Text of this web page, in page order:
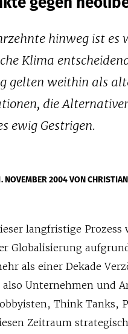
hinweg ist
Klima
gelten weithin als
die
ewig Gestrigen.
NOVEMBER 2004VON
langfristige
Globalisierung
als einer Dekade
also Unternehmen und
Think Tanks,
Zeitraum